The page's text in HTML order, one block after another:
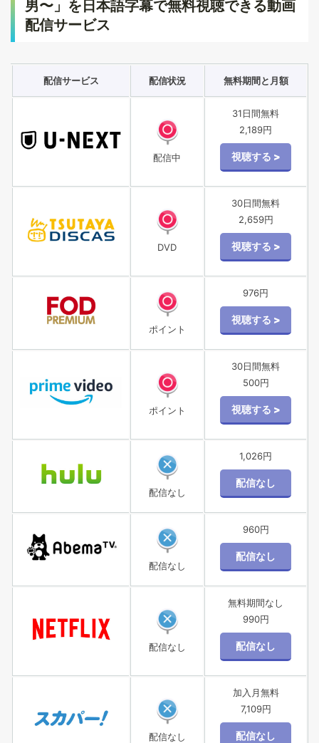
男〜」を日本語字幕で無料視聴できる動画
配信サービス
配信サービス 配信状況 無料期間と月額
配信中
31日間無料
2,189円
DVD
30日間無料
2,659円
ポイント
976円
ポイント
30日間無料
500円
配信なし
1,026円
配信なし
960円
配信なし
無料期間なし
990円
配信なし
加入月無料
7,109円